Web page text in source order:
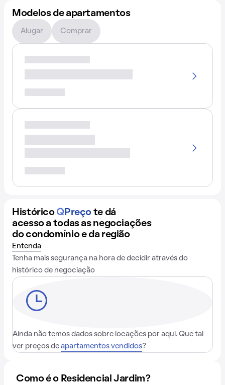
Modelos de apartamentos
Alugar Comprar
Histórico QPreço te dá
acesso a todas as negociações
do condomínio e da região
Entenda
Tenha mais segurança na hora de decidir através do
histórico de negociação
Ainda não temos dados sobre locações por aqui. Que tal
ver preços de apartamentos vendidos?
Como é o Residencial Jardim?